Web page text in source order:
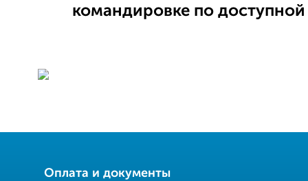
командировке по доступной
Оплата и документы